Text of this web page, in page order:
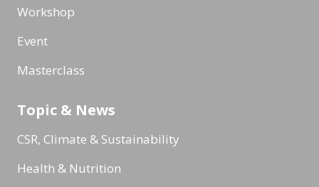
Workshop
Event
Masterclass
Topic & News
CSR, Climate & Sustainability
Health & Nutrition